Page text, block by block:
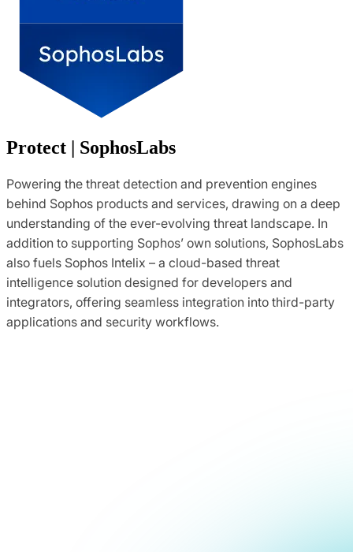
Protect | SophosLabs
Powering the threat detection and prevention engines
behind Sophos products and services, drawing on a deep
understanding of the ever-evolving threat landscape. In
addition to supporting Sophos’ own solutions, SophosLabs
also fuels Sophos Intelix – a cloud-based threat
intelligence solution designed for developers and
integrators, offering seamless integration into third-party
applications and security workflows.